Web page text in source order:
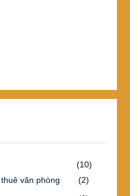
(10)
văn phòng
(2)